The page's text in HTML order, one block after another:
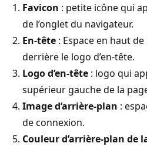
Favicon : petite icône qui
de l’onglet du navigateur.
En-tête : Espace en haut
derrière le logo d’en-tête.
Logo d’en-tête : logo qui
supérieur gauche de la
Image d’arrière-plan :
de connexion.
Couleur d’arrière-plan de